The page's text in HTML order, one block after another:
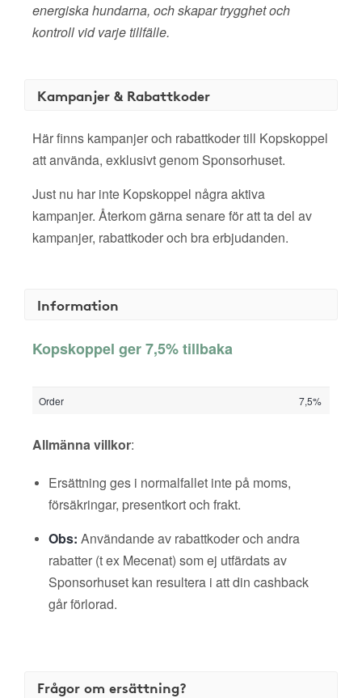
energiska hundarna, och skapar trygghet och
kontroll vid varje tillfälle.
Kampanjer & Rabattkoder
Här finns kampanjer och rabattkoder till Kopskoppel
att använda, exklusivt genom Sponsorhuset.
Just nu har inte Kopskoppel några aktiva
kampanjer. Återkom gärna senare för att ta del av
kampanjer, rabattkoder och bra erbjudanden.
Information
Kopskoppel ger 7,5% tillbaka
Order 7,5%
Allmänna villkor:
Ersättning ges i normalfallet inte på moms,
försäkringar, presentkort och frakt.
Obs: Användande av rabattkoder och andra
rabatter (t ex Mecenat) som ej utfärdats av
Sponsorhuset kan resultera i att din cashback
går förlorad.
Frågor om ersättning?